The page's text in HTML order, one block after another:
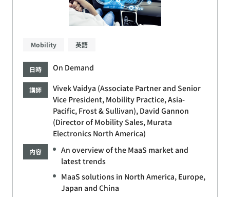
Mobility 英語
日時 On Demand
講師
Vivek Vaidya (Associate Partner and Senior
Vice President, Mobility Practice, Asia-
Pacific, Frost & Sullivan), David Gannon
(Director of Mobility Sales, Murata
Electronics North America)
内容
An overview of the MaaS market and
latest trends
MaaS solutions in North America, Europe,
Japan and China